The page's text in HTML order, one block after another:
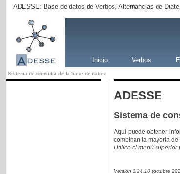
ADESSE: Base de datos de Verbos, Alternancias de
Inicio Verbos
Sistema de consulta de la base de datos
ADESSE
Sistema de
Aquí puede obtener
combinan la mayoría
Utilice el menú superior
Versión 3.24.10 (octubre